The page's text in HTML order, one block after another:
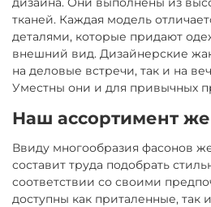
тканей. Каждая модель
деталями, которые придают
внешний вид. Дизайнерские
на деловые встречи, так и на
Уместны они и для привычных
Наш ассортимент
Ввиду многообразия фасонов
составит труда подобрать
соответствии со своими
доступны как приталенные, так